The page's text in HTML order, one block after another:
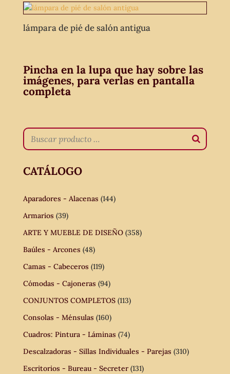
lámpara de pié de salón antigua
Pincha en la lupa que hay sobre las
imágenes, para verlas en pantalla
completa
CATÁLOGO
Aparadores - Alacenas (144)
Armarios (39)
ARTE Y MUEBLE DE DISEÑO (358)
Baúles - Arcones (48)
Camas - Cabeceros (119)
Cómodas - Cajoneras (94)
CONJUNTOS COMPLETOS (113)
Consolas - Ménsulas (160)
Cuadros: Pintura - Láminas (74)
Descalzadoras - Sillas Individuales - Parejas (310)
Escritorios - Bureau - Secreter (131)